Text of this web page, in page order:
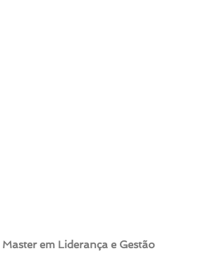
Master em Liderança e Gestão